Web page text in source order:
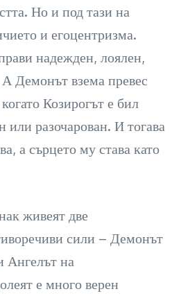
Но и под тази на
и егоцентризма.
надежден, лоялен,
Демонът взема превес
Козирогът е бил
или разочарован. И тогава
а сърцето му става като
живеят две
сили – Демонът
Ангелът на
е много верен